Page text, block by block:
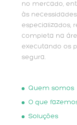
no mercado,
às
especializados,
completa na
executando os
segura.
Quem somos
O que
Soluções